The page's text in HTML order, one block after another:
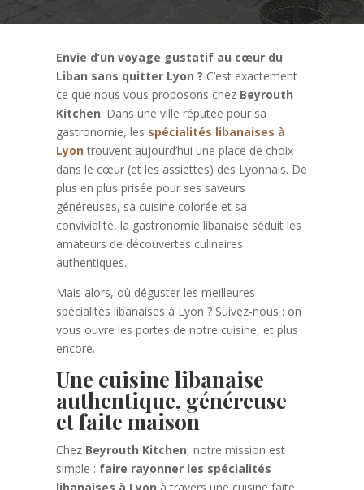
Envie d’un voyage gustatif au cœur du
Liban sans quitter Lyon ? C’est exactement
ce que nous vous proposons chez Beyrouth
Kitchen. Dans une ville réputée pour sa
gastronomie, les spécialités libanaises à
Lyontrouvent aujourd’hui une place de choix
dans le cœur (et les assiettes) des Lyonnais. De
plus en plus prisée pour ses saveurs
généreuses, sa cuisine colorée et sa
convivialité, la gastronomie libanaise séduit les
amateurs de découvertes culinaires
authentiques.
Mais alors, où déguster les meilleures
spécialités libanaises à Lyon ? Suivez-nous : on
vous ouvre les portes de notre cuisine, et plus
encore.
Une cuisine libanaise
authentique, généreuse
et faite maison
Chez Beyrouth Kitchen, notre mission est
simple : faire rayonner les spécialités